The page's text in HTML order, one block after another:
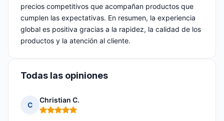
precios competitivos que acompañan productos que
cumplen las expectativas. En resumen, la experiencia
global es positiva gracias a la rapidez, la calidad de los
productos y la atención al cliente.
Todas las opiniones
C
Christian C.
Nota: 5 de 5